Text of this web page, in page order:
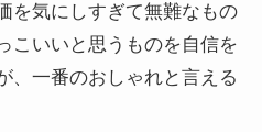
を気にしすぎて無難なもの
こいいと思うものを自信を
、一番のおしゃれと言える